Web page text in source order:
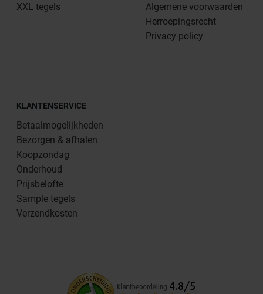
XXL tegels
Algemene voorwaarden
Herroepingsrecht
Privacy policy
KLANTENSERVICE
Betaalmogelijkheden
Bezorgen & afhalen
Koopzondag
Onderhoud
Prijsbelofte
Sample tegels
Verzendkosten